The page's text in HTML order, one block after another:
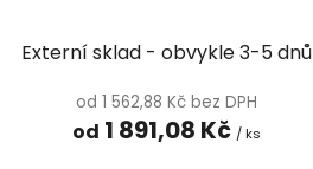
Externí sklad - obvykle 3-5 dnů
od 1 562,88 Kč bez DPH
od 1 891,08 Kč / ks